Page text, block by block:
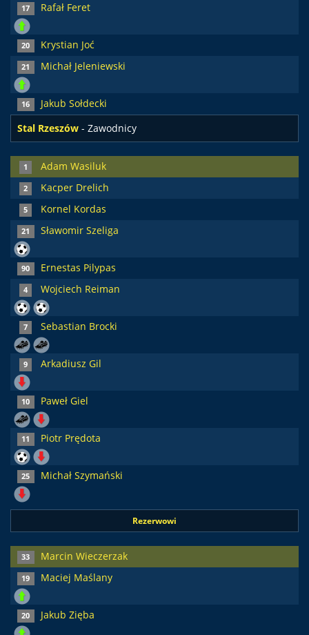
17 Rafał Feret
20 Krystian Joć
21 Michał Jeleniewski
16
Jakub Sołdecki
Stal Rzeszów - Zawodnicy
1 Adam Wasiluk
2 Kacper Drelich
5 Kornel Kordas
21 Sławomir Szeliga
90 Ernestas Pilypas
4 Wojciech Reiman
7 Sebastian Brocki
9 Arkadiusz Gil
10 Paweł Giel
11 Piotr Prędota
25 Michał Szymański
Rezerwowi
33 Marcin Wieczerzak
19 Maciej Maślany
20 Jakub Zięba